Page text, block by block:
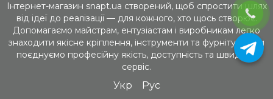
Інтернет-магазин snapt.ua створений, щоб спростити шлях
від ідеї до реалізації — для кожного, хто щось створює.
Допомагаємо майстрам, ентузіастам і виробникам легко
знаходити якісне кріплення, інструменти та фурнітуру. Ми
поєднуємо професійну якість, доступність та швидкий
сервіс.
Укр Рус